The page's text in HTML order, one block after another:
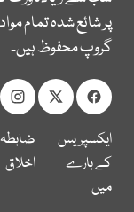
پر شائع شدہ تمام
گروپ محفوظ ہیں۔
ایکسپریس
کے بارے
میں
ضابطہ
اخلاق